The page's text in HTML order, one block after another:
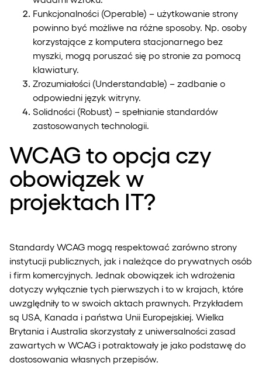
Funkcjonalności (Operable) – użytkowanie strony
powinno być możliwe na różne sposoby. Np. osoby
korzystające z komputera stacjonarnego bez
myszki, mogą poruszać się po stronie za pomocą
klawiatury.
Zrozumiałości (Understandable) – zadbanie o
odpowiedni język witryny.
Solidności (Robust) – spełnianie standardów
zastosowanych technologii.
WCAG to opcja czy
obowiązek w
projektach IT?
Standardy WCAG mogą respektować zarówno strony
instytucji publicznych, jak i należące do prywatnych osób
i firm komercyjnych. Jednak obowiązek ich wdrożenia
dotyczy wyłącznie tych pierwszych i to w krajach, które
uwzględniły to w swoich aktach prawnych. Przykładem
są USA, Kanada i państwa Unii Europejskiej. Wielka
Brytania i Australia skorzystały z uniwersalności zasad
zawartych w WCAG i potraktowały je jako podstawę do
dostosowania własnych przepisów.